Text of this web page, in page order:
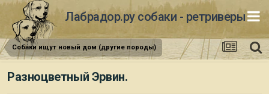
Лабрадор.ру собаки - ретриверы
Собаки ищут новый дом (другие породы)
Разноцветный Эрвин.